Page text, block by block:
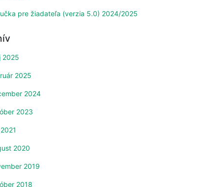
pre žiadateľa (verzia 5.0) 2024/2025
2025
2025
2024
2023
2020
2019
2018